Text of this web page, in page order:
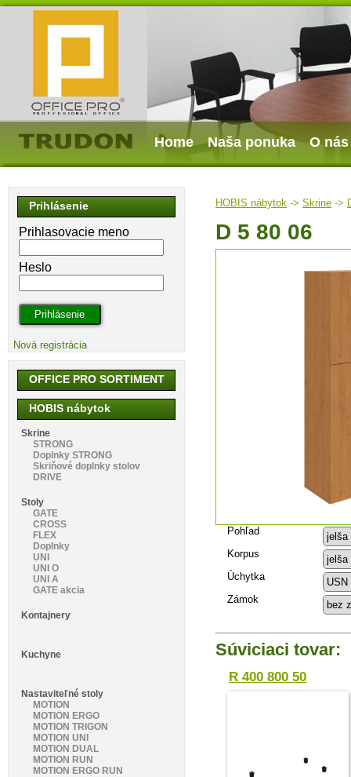
Home Naša ponuka O nás
HOBIS nábytok -> Skrine ->
D 5 80 06
Pohľad
Korpus
Úchytka
Zámok
Súviciaci tovar:
R 400 800 50
Prihlásenie
Prihlasovacie meno
Heslo
Nová registrácia
OFFICE PRO SORTIMENT
HOBIS nábytok
Skrine
STRONG
Doplnky STRONG
Skriňové doplnky stolov
DRIVE
Stoly
GATE
CROSS
FLEX
Doplnky
UNI
UNI O
UNI A
GATE akcia
Kontajnery
Kuchyne
Nastaviteľné stoly
MOTION
MOTION ERGO
MOTION TRIGON
MOTION UNI
MOTION DUAL
MOTION RUN
MOTION ERGO RUN